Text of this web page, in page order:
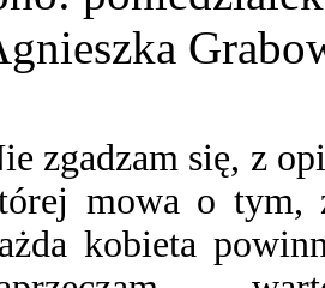
zgadzam się, z
mowa o tym,
kobieta